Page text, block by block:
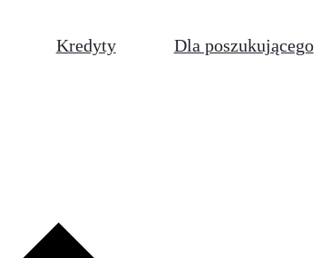
Kredyty Dla poszukującego